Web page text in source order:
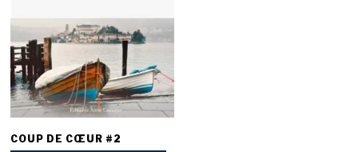
COUP DE CŒUR #2